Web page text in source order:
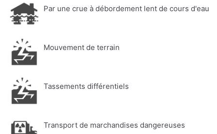
Par une crue à débordement lent de cours d'eau
Mouvement de terrain
Tassements différentiels
Transport de marchandises dangereuses